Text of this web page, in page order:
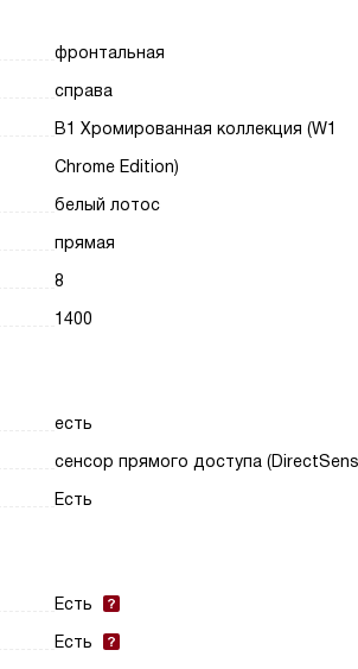
фронтальная
справа
В1 Хромированная коллекция (W1
Chrome Edition)
белый лотос
прямая
8
1400
есть
сенсор прямого доступа
Есть
Есть
Есть